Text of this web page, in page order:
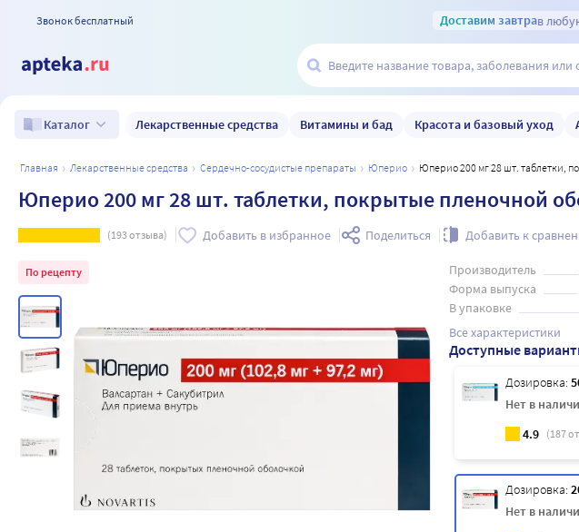
Звонок бесплатный Доставим завтрав
Каталог Лекарственные средства Витамины и бад Красота и базовый уход
главная лекарственные средства сердечно-сосудистые препараты юперио Юперио 200 мг 28 шт. таблетки,
Юперио 200 мг 28 шт. таблетки, покрытые пленочной
(193отзыва) Добавить в избранное Поделиться Добавить к
По рецепту Производитель
Форма выпуска
В упаковке
Все характеристики
Доступные
Дозировка:
Нет в
4.9
(187
Дозировка:
Нет в